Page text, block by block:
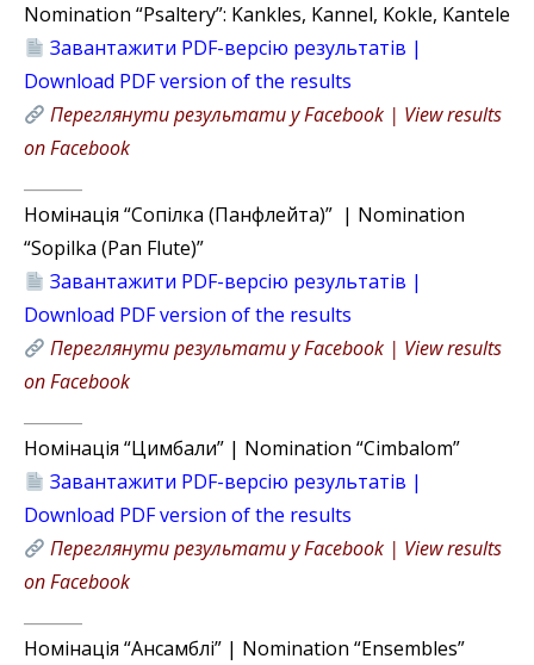
Nomination “Psaltery”: Kankles, Kannel, Kokle, Kantele
Завантажити PDF-версію результатів |
Download PDF version of the results
Переглянути результати у Facebook | View results
on Facebook
Номінація “Сопілка (Панфлейта)” | Nomination
“Sopilka (Pan Flute)”
Завантажити PDF-версію результатів |
Download PDF version of the results
Переглянути результати у Facebook | View results
on Facebook
Номінація “Цимбали” | Nomination “Cimbalom”
Завантажити PDF-версію результатів |
Download PDF version of the results
Переглянути результати у Facebook | View results
on Facebook
Номінація “Ансамблі” | Nomination “Ensembles”